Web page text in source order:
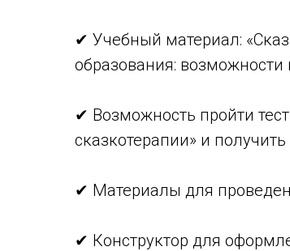
✔ Учебный материал:
образования:
✔ Возможность пройти
сказкотерапии» и
✔ Материалы для
✔ Конструктор для